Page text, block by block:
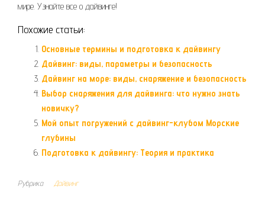
мире. Узнайте все о дайвинге!
Похожие статьи:
Основные термины и подготовка к дайвингу
Дайвинг: виды, параметры и безопасность
Дайвинг на море: виды, снаряжение и безопасность
Выбор снаряжения для дайвинга: что нужно знать
новичку?
Мой опыт погружений с дайвинг-клубом Морские
глубины
Подготовка к дайвингу: Теория и практика
Рубрика Дайвинг